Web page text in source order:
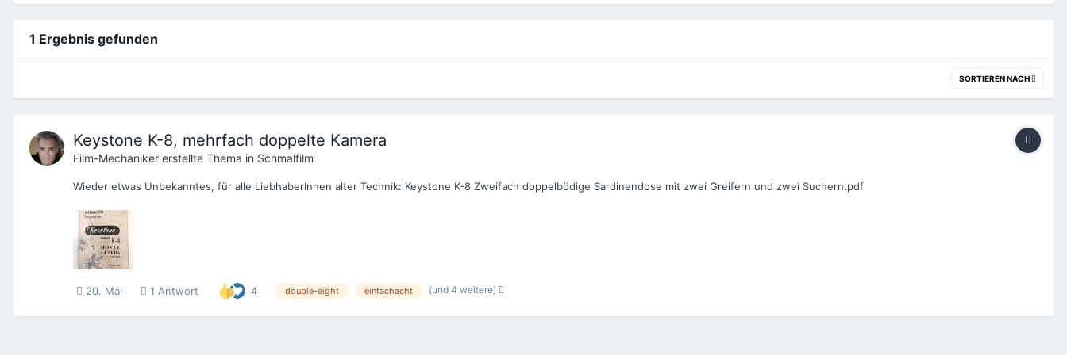
1 Ergebnis gefunden
SORTIEREN NACH
Keystone K-8, mehrfach doppelte Kamera
Film-Mechaniker erstellte Thema in Schmalfilm
Wieder etwas Unbekanntes, für alle LiebhaberInnen alter Technik: Keystone K-8 Zweifach doppelbödige Sardinendose mit zwei Greifern und zwei Suchern.pdf
20. Mai 1 Antwort 4 double-eight einfachacht (und 4 weitere)